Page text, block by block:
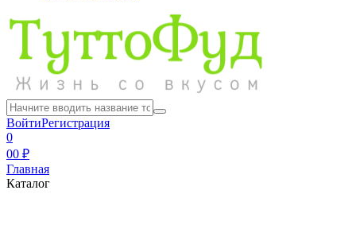
ВойтиРегистрация
0
00 ₽
Главная
Каталог